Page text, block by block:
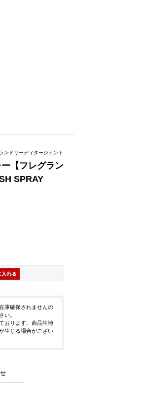
ンドリーディタージェント
【フレグラン
SPRAY
庫確保されませんの
い。
おります。商品生地
生じる場合がござい